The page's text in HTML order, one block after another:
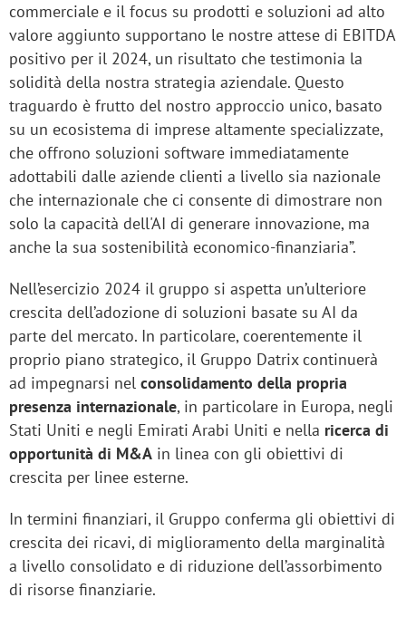
commerciale e il focus su prodotti e soluzioni ad alto
valore aggiunto supportano le nostre attese di EBITDA
positivo per il 2024, un risultato che testimonia la
solidità della nostra strategia aziendale. Questo
traguardo è frutto del nostro approccio unico, basato
su un ecosistema di imprese altamente specializzate,
che offrono soluzioni software immediatamente
adottabili dalle aziende clienti a livello sia nazionale
che internazionale che ci consente di dimostrare non
solo la capacità dell'AI di generare innovazione, ma
anche la sua sostenibilità economico-finanziaria”.
Nell’esercizio 2024 il gruppo si aspetta un’ulteriore
crescita dell’adozione di soluzioni basate su AI da
parte del mercato. In particolare, coerentemente il
proprio piano strategico, il Gruppo Datrix continuerà
ad impegnarsi nel consolidamento della propria
presenza internazionale, in particolare in Europa, negli
Stati Uniti e negli Emirati Arabi Uniti e nella ricerca di
opportunità di M&A in linea con gli obiettivi di
crescita per linee esterne.
In termini finanziari, il Gruppo conferma gli obiettivi di
crescita dei ricavi, di miglioramento della marginalità
a livello consolidato e di riduzione dell’assorbimento
di risorse finanziarie.